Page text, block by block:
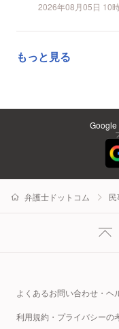
2026年08月05日 10
もっと見る
Google
弁護士ドットコム
よくあるお問い合わせ・ヘ
利用規約・プライバシーの